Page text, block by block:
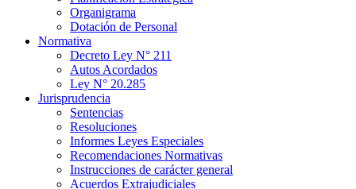
Organigrama
Dotación de Personal
Normativa
Decreto Ley N° 211
Autos Acordados
Ley N° 20.285
Jurisprudencia
Sentencias
Resoluciones
Informes Leyes Especiales
Recomendaciones Normativas
Instrucciones de carácter general
Acuerdos Extrajudiciales